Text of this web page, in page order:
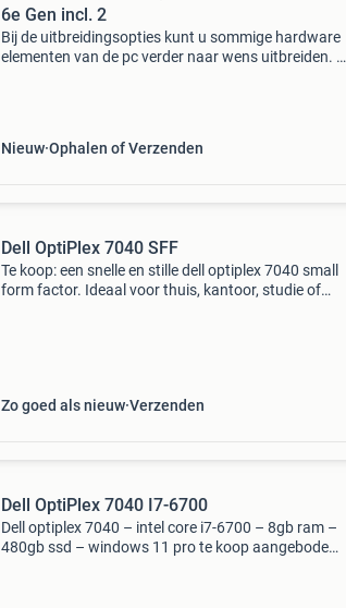
6e Gen incl. 2
Bij de uitbreidingsopties kunt u sommige hardware
elementen van de pc verder naar wens uitbreiden. U
Nieuw Ophalen of Verzenden
Dell OptiPlex 7040 SFF
Te koop: een snelle en stille dell optiplex 7040 small
form factor. Ideaal voor thuis, kantoor, studie of
Zo goed als nieuw Verzenden
Dell OptiPlex 7040 I7-6700
Dell optiplex 7040 – intel core i7-6700 – 8gb ram –
480gb ssd – windows 11 pro te koop aangeboden: